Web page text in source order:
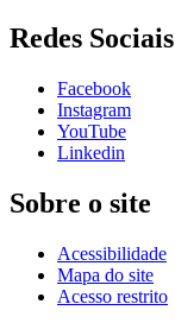
Redes Sociais
Facebook
Instagram
YouTube
Linkedin
Sobre o site
Acessibilidade
Mapa do site
Acesso restrito